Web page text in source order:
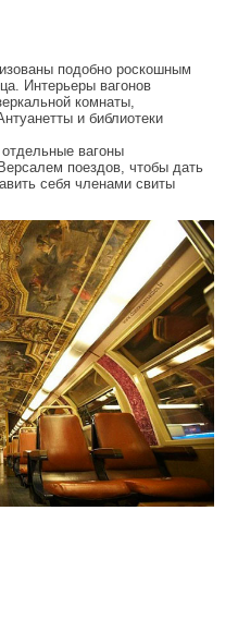
подобно роскошным
Интерьеры вагонов
комнаты,
и библиотеки
вагоны
поездов, чтобы дать
себя членами свиты